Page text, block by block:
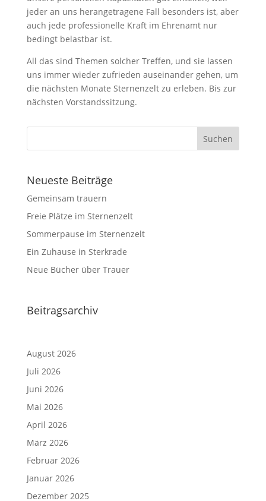
jeder an uns herangetragene Fall besonders ist, aber
auch jede professionelle Kraft im Ehrenamt nur
bedingt belastbar ist.
All das sind Themen solcher Treffen, und sie lassen
uns immer wieder zufrieden auseinander gehen, um
die nächsten Monate Sternenzelt zu erleben. Bis zur
nächsten Vorstandssitzung.
Neueste Beiträge
Gemeinsam trauern
Freie Plätze im Sternenzelt
Sommerpause im Sternenzelt
Ein Zuhause in Sterkrade
Neue Bücher über Trauer
Beitragsarchiv
August 2026
Juli 2026
Juni 2026
Mai 2026
April 2026
März 2026
Februar 2026
Januar 2026
Dezember 2025